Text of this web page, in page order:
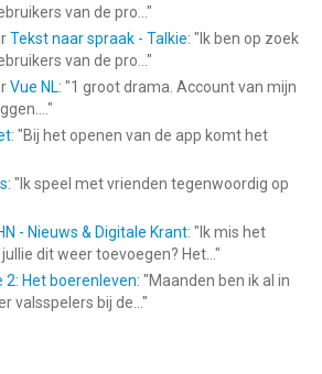
van de pro... "
Tekst naar spraak - Talkie: " Ik ben op zoek
van de pro... "
Vue NL: "1 groot drama. Account van mijn
"
: "Bij het openen van de app komt het
: " Ik speel met vrienden tegenwoordig op
- Nieuws & Digitale Krant: " Ik mis het
dit weer toevoegen? Het... "
2: Het boerenleven: "Maanden ben ik al in
valsspelers bij de... "